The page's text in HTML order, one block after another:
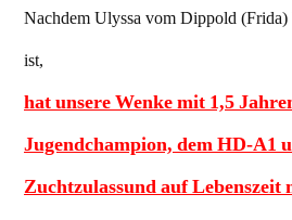
Nachdem Ulyssa vom Dippold (Frida)
ist,
hat unsere Wenke mit 1,5
Jugendchampion, dem HD-A1
Zuchtzulassund auf Lebenszeit